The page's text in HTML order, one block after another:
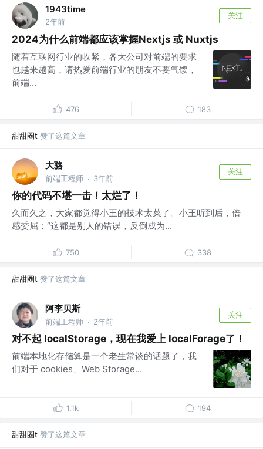
1943time
2年前
关注
2024为什么前端都应该掌握Nextjs 或 Nuxtjs
随着互联网行业的收紧，各大公司对前端的要求
也越来越高，请热爱前端行业的朋友不要气馁，
前端...
476 183
甜甜圈t 赞了这篇文章
大骆
前端工程师 · 3年前
关注
你的代码不堪一击！太烂了！
久而久之，大家都觉得小王的技术太菜了。小王听到后，倍
感委屈：“这都是别人的错误，反倒成为...
750 338
甜甜圈t 赞了这篇文章
阿李贝斯
前端工程师 · 2年前
关注
对不起 localStorage，现在我爱上 localForage了！
前端本地化存储算是一个老生常谈的话题了，我
们对于 cookies、Web Storage...
1.1k 194
甜甜圈t 赞了这篇文章